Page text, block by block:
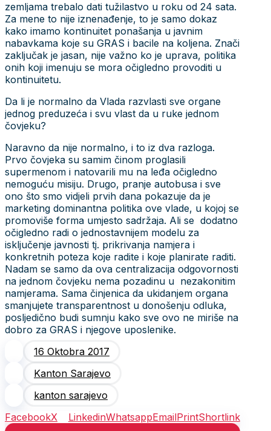
zemljama trebalo dati tužilastvo u roku od 24 sata.
Za mene to nije iznenađenje, to je samo dokaz
kako imamo kontinuitet ponašanja u javnim
nabavkama koje su GRAS i bacile na koljena. Znači
zaključak je jasan, nije važno ko je uprava, politika
onih koji imenuju se mora očigledno provoditi u
kontinuitetu.
Da li je normalno da Vlada razvlasti sve organe
jednog preduzeća i svu vlast da u ruke jednom
čovjeku?
Naravno da nije normalno, i to iz dva razloga.
Prvo čovjeka su samim činom proglasili
supermenom i natovarili mu na leđa očigledno
nemoguću misiju. Drugo, pranje autobusa i sve
ono što smo vidjeli prvih dana pokazuje da je
marketing dominantna politika ove vlade, u kojoj se
promoviše forma umjesto sadržaja. Ali se dodatno
očigledno radi o jednostavnijem modelu za
isključenje javnosti tj. prikrivanja namjera i
konkretnih poteza koje radite i koje planirate raditi.
Nadam se samo da ova centralizacija odgovornosti
na jednom čovjeku nema pozadinu u nezakonitim
namjerama. Sama činjenica da ukidanjem organa
smanjujete transparentnost u donošenju odluka,
posljedično budi sumnju kako sve ovo ne miriše na
dobro za GRAS i njegove uposlenike.
16 Oktobra 2017
Kanton Sarajevo
kanton sarajevo
FacebookX LinkedinWhatsappEmailPrintShortlink